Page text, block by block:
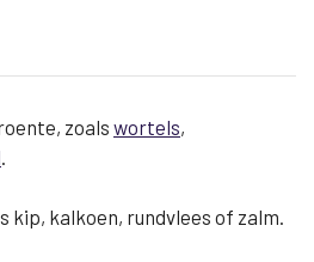
zoals wortels,
.
kip, kalkoen, rundvlees of zalm.